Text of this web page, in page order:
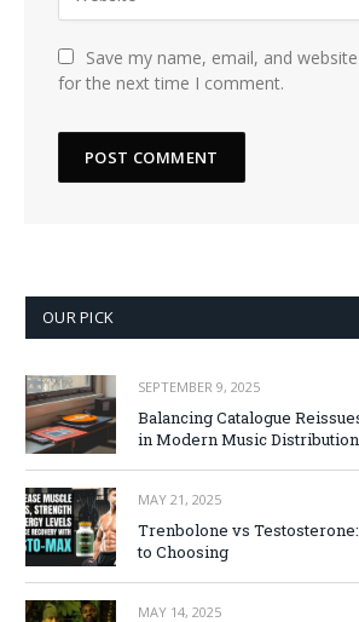
Save my name, email, and
for the next time I comment.
OUR PICK
SEPTEMBER 9, 2025
Balancing Catalogue
in Modern Music Distribution
MAY 21, 2025
Trenbolone vs Testosterone:
to Choosing
MAY 14, 2025